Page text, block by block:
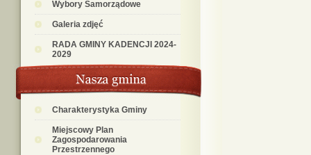
Wybory Samorządowe
Galeria zdjęć
RADA GMINY KADENCJI 2024-
2029
Charakterystyka Gminy
Miejscowy Plan
Zagospodarowania
Przestrzennego